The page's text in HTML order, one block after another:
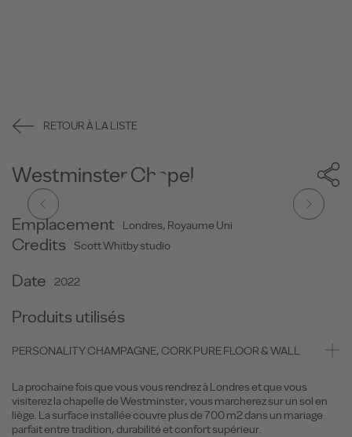
RETOUR À LA LISTE
Westminster Chapel
Emplacement Londres, Royaume Uni
Credits Scott Whitby studio
Date 2022
Produits utilisés
PERSONALITY CHAMPAGNE, CORK PURE FLOOR & WALL
La prochaine fois que vous vous rendrez à Londres et que vous
visiterez la chapelle de Westminster, vous marcherez sur un sol en
liège. La surface installée couvre plus de 700 m2 dans un mariage
parfait entre tradition, durabilité et confort supérieur.